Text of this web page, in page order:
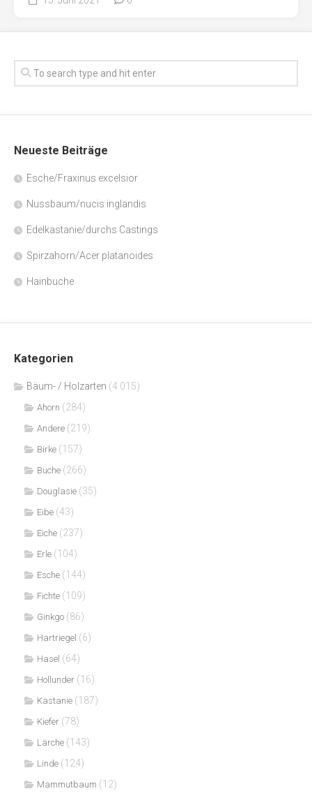
Neueste Beiträge
Esche/Fraxinus excelsior
Nussbaum/nucis inglandis
Edelkastanie/durchs Castings
Spirzahorn/Acer platanoides
Hainbuche
Kategorien
Bäum- / Holzarten (4.015)
Ahorn (284)
Andere (219)
Birke (157)
Buche (266)
Douglasie (35)
Eibe (43)
Eiche (237)
Erle (104)
Esche (144)
Fichte (109)
Ginkgo (86)
Hartriegel (6)
Hasel (64)
Hollunder (16)
Kastanie (187)
Kiefer (78)
Lärche (143)
Linde (124)
Mammutbaum (12)